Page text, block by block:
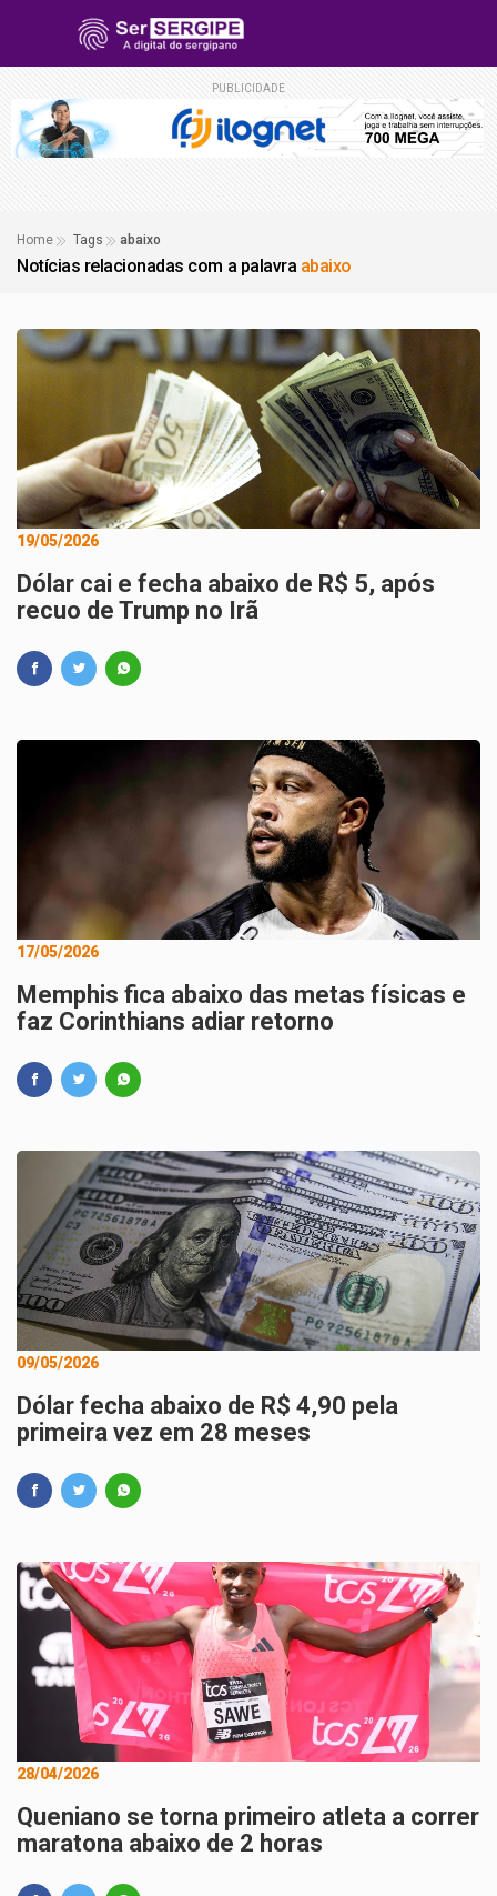
PUBLICIDADE
Home Tags abaixo
Notícias relacionadas com a palavra abaixo
19/05/2026
Dólar cai e fecha abaixo de R$ 5, após
recuo de Trump no Irã
17/05/2026
Memphis fica abaixo das metas físicas e
faz Corinthians adiar retorno
09/05/2026
Dólar fecha abaixo de R$ 4,90 pela
primeira vez em 28 meses
28/04/2026
Queniano se torna primeiro atleta a correr
maratona abaixo de 2 horas